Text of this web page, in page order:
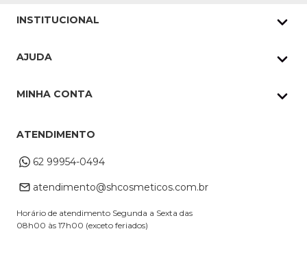
INSTITUCIONAL
Pedidos Whatsapp
Cupons
AJUDA
Troca e Devoluções
Dúvidas Frequentes
MINHA CONTA
Alterar Cadastro
ATENDIMENTO
62 99954-0494
atendimento@shcosmeticos.com.br
Horário de atendimento Segunda a Sexta das
08h00 às 17h00 (exceto feriados)